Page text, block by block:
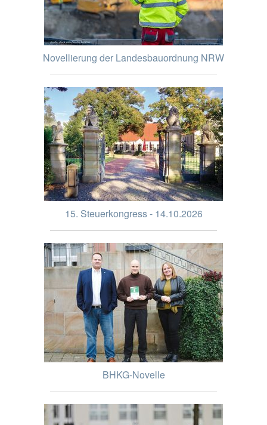
Novellierung der Landesbauordnung NRW
15. Steuerkongress - 14.10.2026
BHKG-Novelle